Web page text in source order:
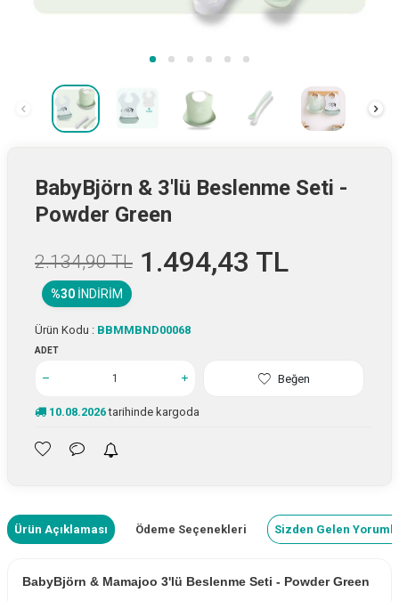
BabyBjörn & 3'lü Beslenme Seti -
Powder Green
2.134,90TL 1.494,43 TL
%30 İNDIRIM
Ürün Kodu : BBMMBND00068
ADET
Beğen
10.08.2026tarihinde kargoda
Ürün Açıklaması Ödeme Seçenekleri Sizden Gelen
BabyBjörn & Mamajoo 3'lü Beslenme Seti - Powder Green